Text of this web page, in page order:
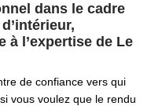
dans le cadre
à l’expertise de Le
de confiance vers qui
vous voulez que le rendu